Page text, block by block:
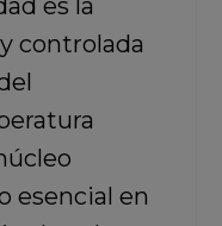
es la
controlada
esencial en